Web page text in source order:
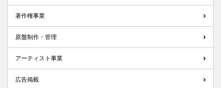
著作権事業
原盤制作・管理
アーティスト事業
広告掲載